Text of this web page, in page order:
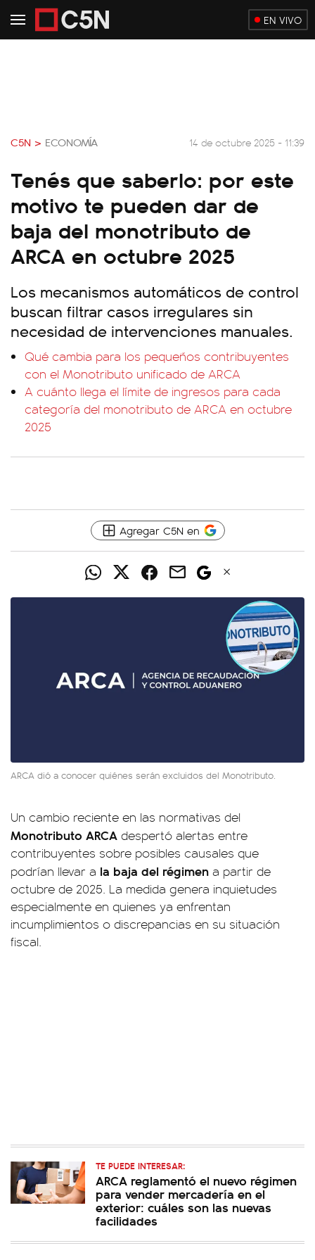
EN VIVO
C5N > ECONOMÍA 14 de octubre 2025 - 11:39
Tenés que saberlo: por este
motivo te pueden dar de
baja del monotributo de
ARCA en octubre 2025
Los mecanismos automáticos de control
buscan filtrar casos irregulares sin
necesidad de intervenciones manuales.
Qué cambia para los pequeños contribuyentes
con el Monotributo unificado de ARCA
A cuánto llega el límite de ingresos para cada
categoría del monotributo de ARCA en octubre
2025
Agregar C5N en
ARCA dió a conocer quiénes serán excluidos del Monotributo.
Un cambio reciente en las normativas del
Monotributo ARCA despertó alertas entre
contribuyentes sobre posibles causales que
podrían llevar a la baja del régimen a partir de
octubre de 2025. La medida genera inquietudes
especialmente en quienes ya enfrentan
incumplimientos o discrepancias en su situación
fiscal.
TE PUEDE INTERESAR:
ARCA reglamentó el nuevo régimen
para vender mercadería en el
exterior: cuáles son las nuevas
facilidades